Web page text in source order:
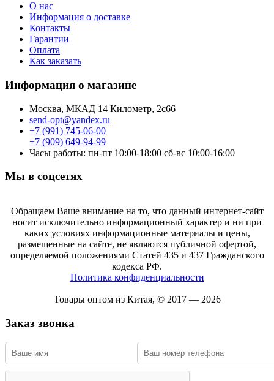
О нас
Информация о доставке
Контакты
Гарантии
Оплата
Как заказать
Информация о магазине
Москва, МКАД 14 Километр, 2с66
send-opt@yandex.ru
+7 (991) 745-06-00
+7 (909) 649-94-99
Часы работы: пн-пт 10:00-18:00 сб-вс 10:00-16:00
Мы в соцсетях
Обращаем Ваше внимание на то, что данный интернет-сайт
носит исключительно информационный характер и ни при
каких условиях информационные материалы и цены,
размещенные на сайте, не являются публичной офертой,
определяемой положениями Статей 435 и 437 Гражданского
кодекса РФ.
Политика конфиденциальности
Товары оптом из Китая, © 2017 — 2026
Заказ звонка